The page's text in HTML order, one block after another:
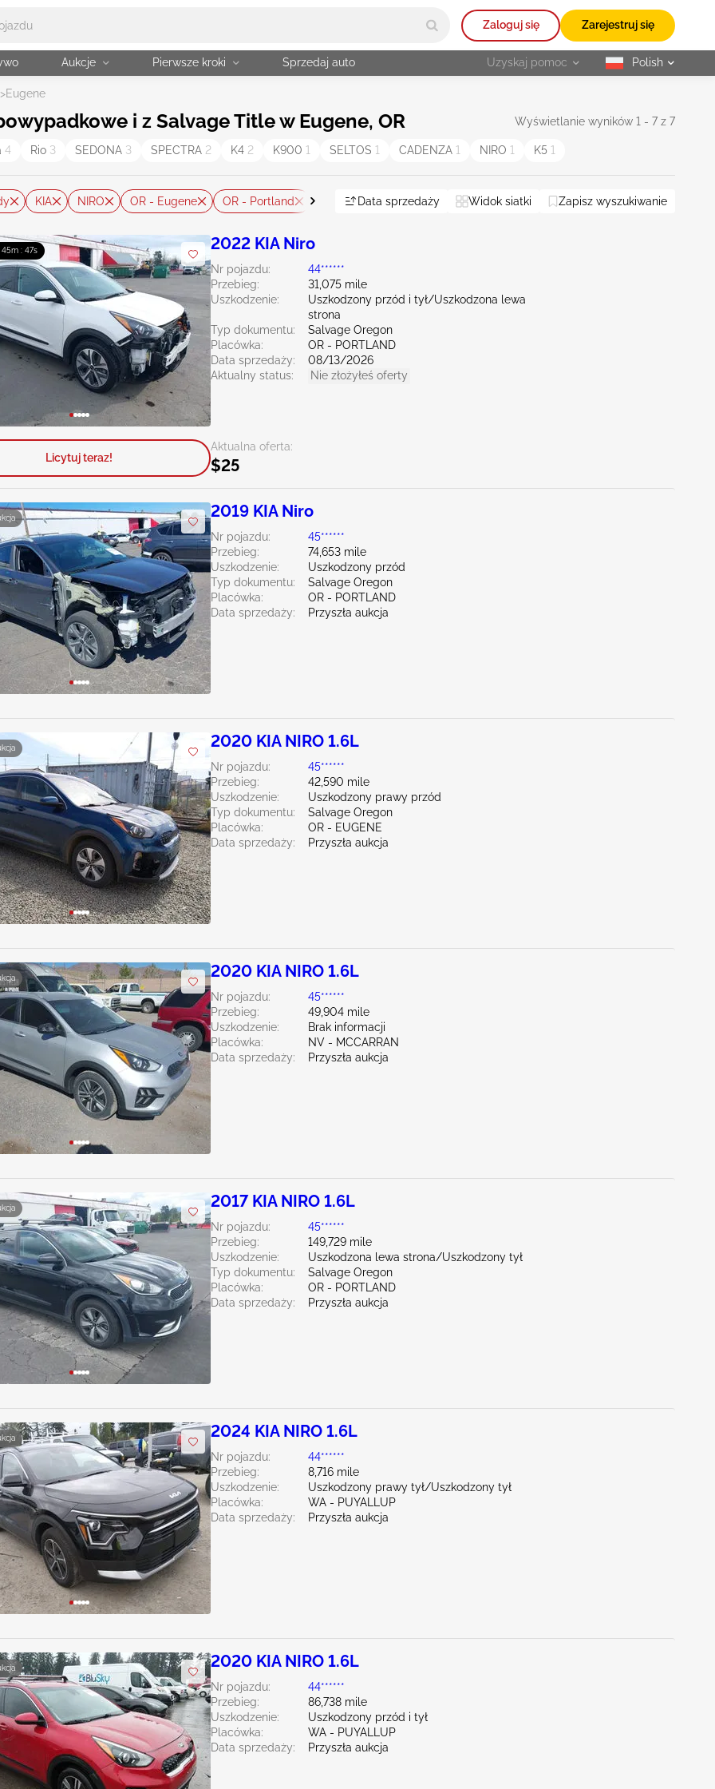
Zaloguj się Zarejestruj się
Aukcje Pierwsze kroki Sprzedaj auto Uzyskaj pomoc selected
Polish
>Eugene
i z Salvage Title w Eugene, OR Wyświetlanie wyników 1 - 7 z 7
4 Rio 3 SEDONA 3 SPECTRA 2 K4 2 K900 1 SELTOS 1 CADENZA 1 NIRO 1 K5 1
KIA NIRO OR - Eugene OR - Portland WA - Seattle NV - Reno Zresetuj wszystko
Data sprzedaży Widok siatki Zapisz wyszukiwanie
45m : 46s 2022 KIA Niro
Nr pojazdu:
44******
Przebieg:
31,075 mile
Uszkodzenie:
Uszkodzony przód i tył/Uszkodzona lewa
strona
Typ dokumentu:
Salvage Oregon
Placówka:
OR - PORTLAND
Data sprzedaży:
08/13/2026
Aktualny status:
Nie złożyłeś oferty
Aktualna oferta:
$25
Licytuj teraz!
2019 KIA Niro
Nr pojazdu:
45******
Przebieg:
74,653 mile
Uszkodzenie:
Uszkodzony przód
Typ dokumentu:
Salvage Oregon
Placówka:
OR - PORTLAND
Data sprzedaży:
Przyszła aukcja
2020 KIA NIRO 1.6L
Nr pojazdu:
45******
Przebieg:
42,590 mile
Uszkodzenie:
Uszkodzony prawy przód
Typ dokumentu:
Salvage Oregon
Placówka:
OR - EUGENE
Data sprzedaży:
Przyszła aukcja
2020 KIA NIRO 1.6L
Nr pojazdu:
45******
Przebieg:
49,904 mile
Uszkodzenie:
Brak informacji
Placówka:
NV - MCCARRAN
Data sprzedaży:
Przyszła aukcja
2017 KIA NIRO 1.6L
Nr pojazdu:
45******
Przebieg:
149,729 mile
Uszkodzenie:
Uszkodzona lewa strona/Uszkodzony tył
Typ dokumentu:
Salvage Oregon
Placówka:
OR - PORTLAND
Data sprzedaży:
Przyszła aukcja
2024 KIA NIRO 1.6L
Nr pojazdu:
44******
Przebieg:
8,716 mile
Uszkodzenie:
Uszkodzony prawy tył/Uszkodzony tył
Placówka:
WA - PUYALLUP
Data sprzedaży:
Przyszła aukcja
2020 KIA NIRO 1.6L
Nr pojazdu:
44******
Przebieg:
86,738 mile
Uszkodzenie:
Uszkodzony przód i tył
Placówka:
WA - PUYALLUP
Data sprzedaży:
Przyszła aukcja